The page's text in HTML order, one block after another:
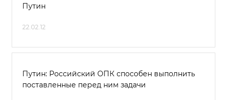
Путин
22.02.12
Путин: Российский ОПК способен выполнить
поставленные перед ним задачи